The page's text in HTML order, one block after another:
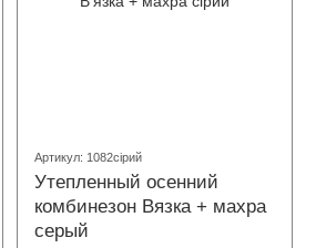
Артикул: 1082сірий
Утепленный осенний
комбинезон Вязка + махра
серый